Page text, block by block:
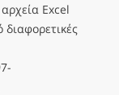
Excel